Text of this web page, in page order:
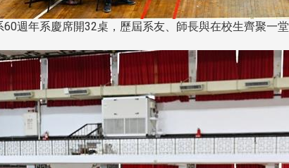
週年系慶席開32桌，歷屆系友、師長與在校生齊聚一堂